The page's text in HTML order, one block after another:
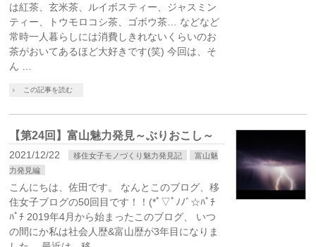
は紅茶、玄米茶、ルイボスティー、ジャスミン
ティー、トウモロコシ茶、ゴボウ茶… などなど
常時一人暮らしには消費しきれないくらいのお
茶がおいてあるほど大好きです(笑) 今回は、そ
ん …
この記事を読む
【第24回】富山魅力発見～ぶりおこし～
2021/12/22 移住女子モノづくり魅力発見記
富山魅
力発見編
こんにちは、佐田です。 なんとこのブログ、移
住女子ブログの50回目です！！(*ﾟ▽ﾟﾉﾉﾞ☆ﾊﾟﾁ
ﾊﾟﾁ 2019年4月から始まったこのブログ、 いつ
の間にか私は社会人歴&富山歴が3年目になりま